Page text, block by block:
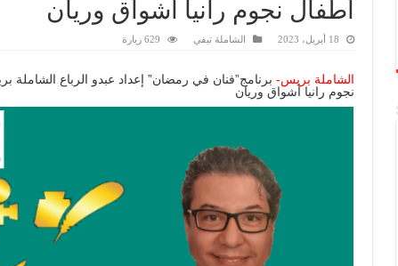
أطفال نجوم رانيا أشواق وريان
18 أبريل، 2023 الشاملة تيفي 629 زيارة
الشاملة بريس-
نجوم رانيا أشواق وريان